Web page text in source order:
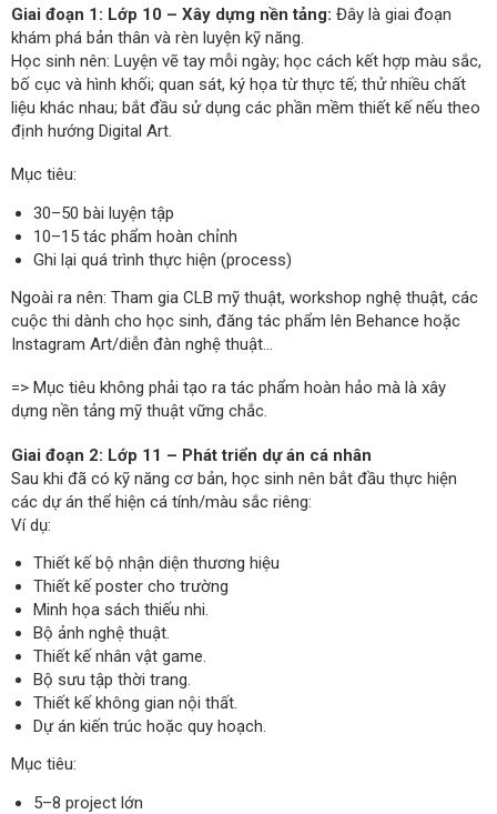
Giai đoạn 1: Lớp 10 – Xây dựng nền tảng: Đây là giai đoạn
khám phá bản thân và rèn luyện kỹ năng.
Học sinh nên: Luyện vẽ tay mỗi ngày; học cách kết hợp màu sắc,
bố cục và hình khối; quan sát, ký họa từ thực tế; thử nhiều chất
liệu khác nhau; bắt đầu sử dụng các phần mềm thiết kế nếu theo
định hướng Digital Art.
Mục tiêu:
30–50 bài luyện tập
10–15 tác phẩm hoàn chỉnh
Ghi lại quá trình thực hiện (process)
Ngoài ra nên: Tham gia CLB mỹ thuật, workshop nghệ thuật, các
cuộc thi dành cho học sinh, đăng tác phẩm lên Behance hoặc
Instagram Art/diễn đàn nghệ thuật...
=> Mục tiêu không phải tạo ra tác phẩm hoàn hảo mà là xây
dựng nền tảng mỹ thuật vững chắc.
Giai đoạn 2: Lớp 11 – Phát triển dự án cá nhân
Sau khi đã có kỹ năng cơ bản, học sinh nên bắt đầu thực hiện
các dự án thể hiện cá tính/màu sắc riêng:
Ví dụ:
Thiết kế bộ nhận diện thương hiệu
Thiết kế poster cho trường
Minh họa sách thiếu nhi.
Bộ ảnh nghệ thuật.
Thiết kế nhân vật game.
Bộ sưu tập thời trang.
Thiết kế không gian nội thất.
Dự án kiến trúc hoặc quy hoạch.
Mục tiêu:
5–8 project lớn